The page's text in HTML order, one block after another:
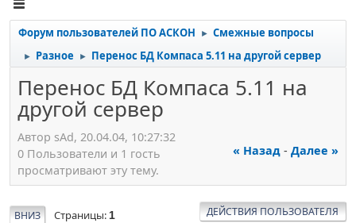
Форум пользователей ПО АСКОН ► Смежные вопросы
► Разное ► Перенос БД Компаса 5.11 на другой сервер
Перенос БД Компаса 5.11 на
другой сервер
Автор sАd, 20.04.04, 10:27:32
« Назад - Далее »
0 Пользователи и 1 гость
просматривают эту тему.
ВНИЗ Страницы 1 ДЕЙСТВИЯ ПОЛЬЗОВАТЕЛЯ